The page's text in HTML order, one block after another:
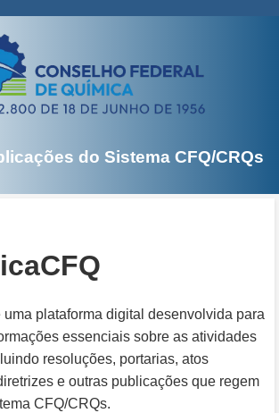
do Sistema CFQ/CRQs
plataforma digital desenvolvida para
essenciais sobre as atividades
resoluções, portarias, atos
e outras publicações que regem
CFQ/CRQs.